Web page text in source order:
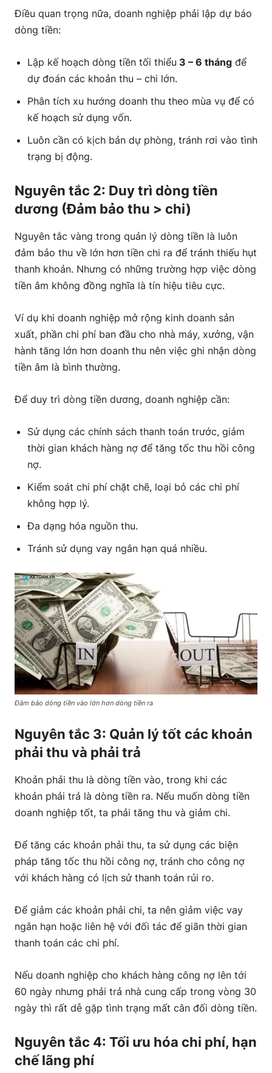
Điều quan trọng nữa, doanh nghiệp phải lập dự báo
dòng tiền:
Lập kế hoạch dòng tiền tối thiểu 3 – 6 tháng để
dự đoán các khoản thu – chi lớn.
Phân tích xu hướng doanh thu theo mùa vụ để có
kế hoạch sử dụng vốn.
Luôn cần có kịch bản dự phòng, tránh rơi vào tình
trạng bị động.
Nguyên tắc 2: Duy trì dòng tiền
dương (Đảm bảo thu > chi)
Nguyên tắc vàng trong quản lý dòng tiền là luôn
đảm bảo thu về lớn hơn tiền chi ra để tránh thiếu hụt
thanh khoản. Nhưng có những trường hợp việc dòng
tiền âm không đồng nghĩa là tín hiệu tiêu cực.
Ví dụ khi doanh nghiệp mở rộng kinh doanh sản
xuất, phần chi phí ban đầu cho nhà máy, xưởng, vận
hành tăng lớn hơn doanh thu nên việc ghi nhận dòng
tiền âm là bình thường.
Để duy trì dòng tiền dương, doanh nghiệp cần:
Sử dụng các chính sách thanh toán trước, giảm
thời gian khách hàng nợ để tăng tốc thu hồi công
nợ.
Kiểm soát chi phí chặt chẽ, loại bỏ các chi phí
không hợp lý.
Đa dạng hóa nguồn thu.
Tránh sử dụng vay ngắn hạn quá nhiều.
Đảm bảo dòng tiền vào lớn hơn dòng tiền ra
Nguyên tắc 3: Quản lý tốt các khoản
phải thu và phải trả
Khoản phải thu là dòng tiền vào, trong khi các
khoản phải trả là dòng tiền ra. Nếu muốn dòng tiền
doanh nghiệp tốt, ta phải tăng thu và giảm chi.
Để tăng các khoản phải thu, ta sử dụng các biện
pháp tăng tốc thu hồi công nợ, tránh cho công nợ
với khách hàng có lịch sử thanh toán rủi ro.
Để giảm các khoản phải chi, ta nên giảm việc vay
ngắn hạn hoặc liên hệ với đối tác để giãn thời gian
thanh toán các chi phí.
Nếu doanh nghiệp cho khách hàng công nợ lên tới
60 ngày nhưng phải trả nhà cung cấp trong vòng 30
ngày thì rất dễ gặp tình trạng mất cân đối dòng tiền.
Nguyên tắc 4: Tối ưu hóa chi phí, hạn
chế lãng phí